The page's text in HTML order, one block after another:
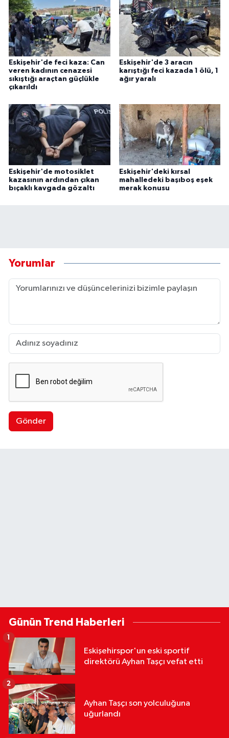
Eskişehir'de feci kaza: Can
veren kadının cenazesi
sıkıştığı araçtan güçlükle
çıkarıldı
Eskişehir'de 3 aracın
karıştığı feci kazada 1 ölü, 1
ağır yaralı
Eskişehir'de motosiklet
kazasının ardından çıkan
bıçaklı kavgada gözaltı
Eskişehir'deki kırsal
mahalledeki başıboş eşek
merak konusu
Yorumlar
Gönder
Günün Trend Haberleri
Eskişehirspor'un eski sportif
direktörü Ayhan Taşçı vefat etti
1
Ayhan Taşçı son yolculuğuna
uğurlandı
2